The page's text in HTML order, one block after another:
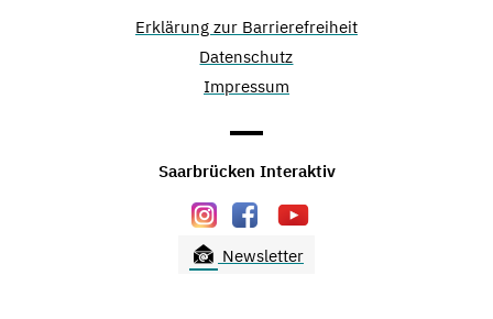
Erklärung zur Barrierefreiheit
Datenschutz
Impressum
Saarbrücken Interaktiv
Newsletter